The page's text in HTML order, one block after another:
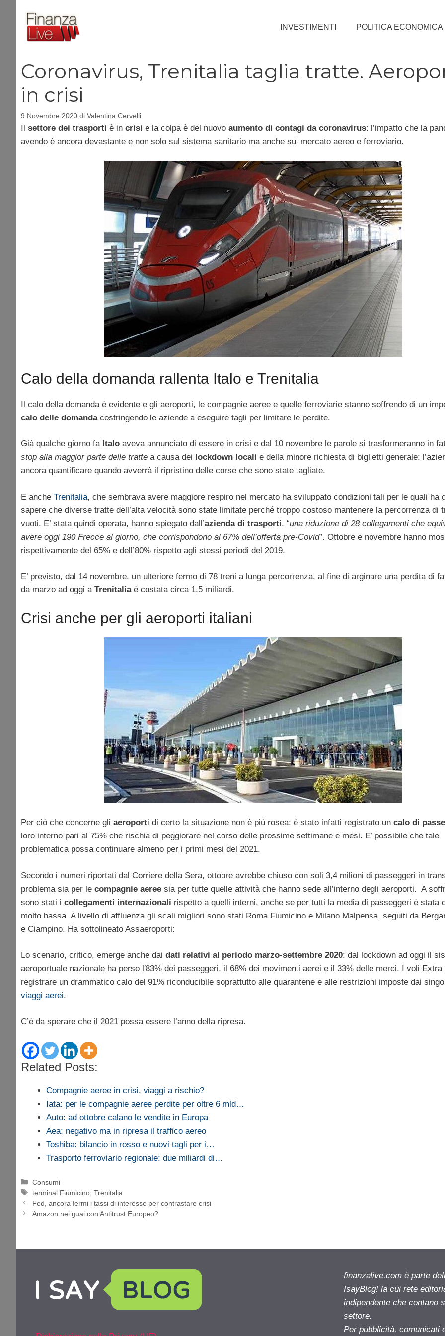
contenuto
INVESTIMENTI POLITICA ECONOMICA
Coronavirus, Trenitalia taglia tratte.
in crisi
9 Novembre 2020 di Valentina Cervelli
Il settore dei trasporti è in crisi e la colpa è del nuovo aumento di contagi da coronavirus: l’impatto che la
avendo è ancora devastante e non solo sul sistema sanitario ma anche sul mercato aereo e ferroviario.
Calo della domanda rallenta Italo e Trenitalia
Il calo della domanda è evidente e gli aeroporti, le compagnie aeree e quelle ferroviarie stanno soffrendo di un
calo delle domandacostringendo le aziende a eseguire tagli per limitare le perdite.
Già qualche giorno faItalo aveva annunciato di essere in crisi e dal 10 novembre le parole si trasformeranno in
stop alla maggior parte delle tratte a causa dei lockdown locali e della minore richiesta di biglietti generale:
ancora quantificare quando avverrà il ripristino delle corse che sono state tagliate.
E anche Trenitalia, che sembrava avere maggiore respiro nel mercato ha sviluppato condizioni tali per le quali ha
sapere che diverse tratte dell’alta velocità sono state limitate perché troppo costoso mantenere la percorrenza di
vuoti. E’ stata quindi operata, hanno spiegato dall’azienda di trasporti, “una riduzione di 28 collegamenti che
avere oggi 190 Frecce al giorno, che corrispondono al 67% dell’offerta pre-Covid”. Ottobre e novembre hanno
rispettivamente del 65% e dell’80% rispetto agli stessi periodi del 2019.
E’ previsto, dal 14 novembre, un ulteriore fermo di 78 treni a lunga percorrenza, al fine di arginare una perdita di
da marzo ad oggi a Trenitaliaè costata circa 1,5 miliardi.
Crisi anche per gli aeroporti italiani
Per ciò che concerne gli aeroporti di certo la situazione non è più rosea: è stato infatti registrato un calo di
loro interno pari al 75% che rischia di peggiorare nel corso delle prossime settimane e mesi. E’ possibile che tale
problematica possa continuare almeno per i primi mesi del 2021.
Secondo i numeri riportati dal Corriere della Sera, ottobre avrebbe chiuso con soli 3,4 milioni di passeggeri in
problema sia per le compagnie aeree sia per tutte quelle attività che hanno sede all’interno degli aeroporti. A
sono stati i collegamenti internazionali rispetto a quelli interni, anche se per tutti la media di passeggeri è stata
molto bassa. A livello di affluenza gli scali migliori sono stati Roma Fiumicino e Milano Malpensa, seguiti da
e Ciampino. Ha sottolineato Assaeroporti:
Lo scenario, critico, emerge anche dai dati relativi al periodo marzo-settembre 2020: dal lockdown ad oggi il
aeroportuale nazionale ha perso l′83% dei passeggeri, il 68% dei movimenti aerei e il 33% delle merci. I voli Extra
registrare un drammatico calo del 91% riconducibile soprattutto alle quarantene e alle restrizioni imposte dai
viaggi aerei.
C’è da sperare che il 2021 possa essere l’anno della ripresa.
Related Posts:
Compagnie aeree in crisi, viaggi a rischio?
Iata: per le compagnie aeree perdite per oltre 6 mld…
Auto: ad ottobre calano le vendite in Europa
Aea: negativo ma in ripresa il traffico aereo
Toshiba: bilancio in rosso e nuovi tagli per i…
Trasporto ferroviario regionale: due miliardi di…
Categorie
Consumi
Tag
terminal Fiumicino ,Trenitalia
Fed, ancora fermi i tassi di interesse per contrastare crisi
Amazon nei guai con Antitrust Europeo?
finanzalive.com è parte
IsayBlog! la cui rete
indipendente che contano
settore.
Per pubblicità, comunicati